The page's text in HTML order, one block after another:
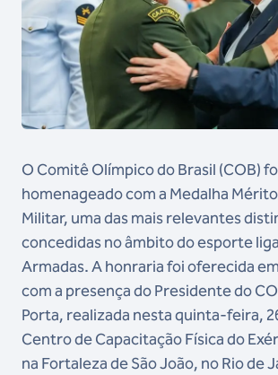
O Comitê Olímpico do Brasil (COB)
homenageado com a Medalha
Militar, uma das mais relevantes
concedidas no âmbito do esporte
Armadas. A honraria foi oferecida
com a presença do Presidente do
Porta, realizada nesta quinta-feira,
Centro de Capacitação Física do
na Fortaleza de São João, no Rio de